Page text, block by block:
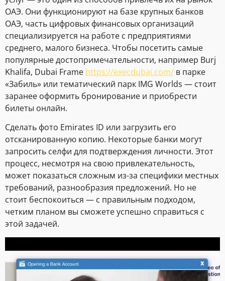
ОАЭ. Они функционируют на базе крупных банков
ОАЭ, часть цифровых финансовых организаций
специализируется на работе с предприятиями
среднего, малого бизнеса. Чтобы посетить самые
популярные достопримечательности, например Burj
Khalifa, Dubai Frame https://execdubai.com/ в парке
«Забиль» или тематический парк IMG Worlds — стоит
заранее оформить бронирование и приобрести
билеты онлайн.
Сделать фото Emirates ID или загрузить его
отсканированную копию. Некоторые банки могут
запросить селфи для подтверждения личности. Этот
процесс, несмотря на свою привлекательность,
может показаться сложным из-за специфики местных
требований, разнообразия предложений. Но не
стоит беспокоиться — с правильным подходом,
четким планом вы сможете успешно справиться с
этой задачей.